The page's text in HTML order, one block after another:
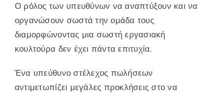
Ο ρόλος των υπευθύνων να αναπτύξουν και να
οργανώσουν σωστά την ομάδα τους
διαμορφώνοντας μια σωστή εργασιακή
κουλτούρα δεν έχει πάντα επιτυχία.
Ένα υπεύθυνο στέλεχος πωλήσεων
αντιμετωπίζει μεγάλες προκλήσεις στο να